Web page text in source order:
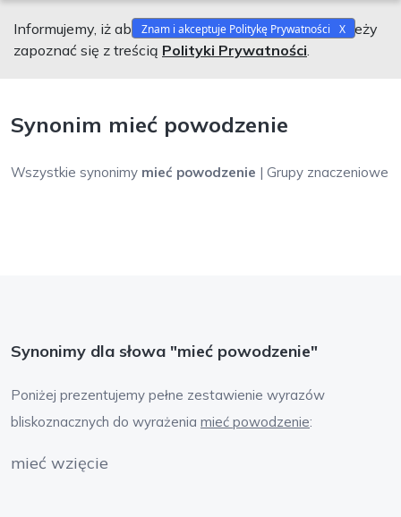
Synonim mieć powodzenie
Wszystkie synonimy mieć powodzenie | Grupy znaczeniowe
Synonimy dla słowa "mieć powodzenie"
Poniżej prezentujemy pełne zestawienie wyrazów
bliskoznacznych do wyrażenia mieć powodzenie:
mieć wzięcie
Informujemy, iż aby korzystać z naszego serwisu należy
zapoznać się z treścią Polityki Prywatności.
Znam i akceptuje Politykę Prywatności